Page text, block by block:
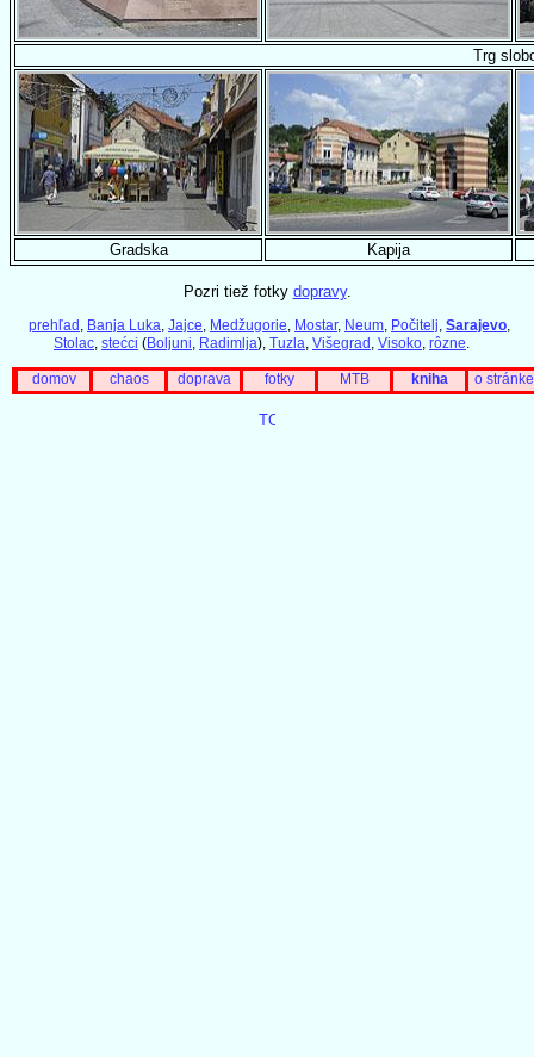
Trg
Gradska Kapija
Pozri tiež fotky dopravy.
prehľad , Banja Luka, Jajce, Medžugorie, Mostar, Neum, Počitelj, Sarajevo,
Stolac, stećci (Boljuni, Radimlja), Tuzla, Višegrad , Visoko, rôzne.
domov chaos doprava fotky MTB kniha o stránke